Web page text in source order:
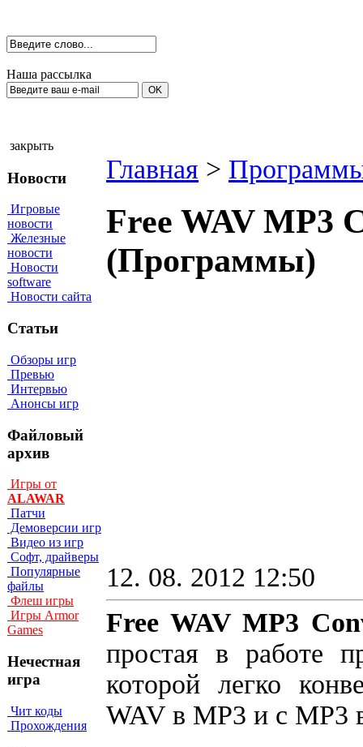
Наша рассылка
закрыть
Новости
Игровые
новости
Железные
новости
Новости
software
Новости сайта
Статьи
Обзоры игр
Превью
Интервью
Анонсы игр
Файловый
архив
Игры от
ALAWAR
Патчи
Демоверсии игр
Видео из игр
Софт, драйверы
Популярные
файлы
Флеш игры
Игры Armor
Games
Нечестная
игра
Чит коды
Прохождения
Главная >
Free WAV MP3
(Программы)
12. 08. 2012 12:50
Free WAV MP3
простая в работе
которой легко
WAV в MP3 и с MP3